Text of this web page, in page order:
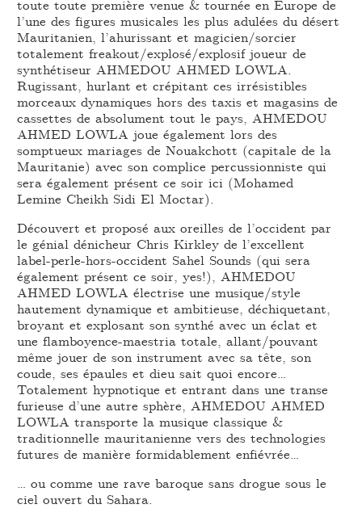
toute toute première venue & tournée en Europe de
l’une des figures musicales les plus adulées du désert
Mauritanien, l’ahurissant et magicien/sorcier
totalement freakout/explosé/explosif joueur de
synthétiseur AHMEDOU AHMED LOWLA.
Rugissant, hurlant et crépitant ces irrésistibles
morceaux dynamiques hors des taxis et magasins de
cassettes de absolument tout le pays, AHMEDOU
AHMED LOWLA joue également lors des
somptueux mariages de Nouakchott (capitale de la
Mauritanie) avec son complice percussionniste qui
sera également présent ce soir ici (Mohamed
Lemine Cheikh Sidi El Moctar).
Découvert et proposé aux oreilles de l’occident par
le génial dénicheur Chris Kirkley de l’excellent
label-perle-hors-occident Sahel Sounds (qui sera
également présent ce soir, yes!), AHMEDOU
AHMED LOWLA électrise une musique/style
hautement dynamique et ambitieuse, déchiquetant,
broyant et explosant son synthé avec un éclat et
une flamboyence-maestria totale, allant/pouvant
même jouer de son instrument avec sa tête, son
coude, ses épaules et dieu sait quoi encore…
Totalement hypnotique et entrant dans une transe
furieuse d’une autre sphère, AHMEDOU AHMED
LOWLA transporte la musique classique &
traditionnelle mauritanienne vers des technologies
futures de manière formidablement enfiévrée…
… ou comme une rave baroque sans drogue sous le
ciel ouvert du Sahara.